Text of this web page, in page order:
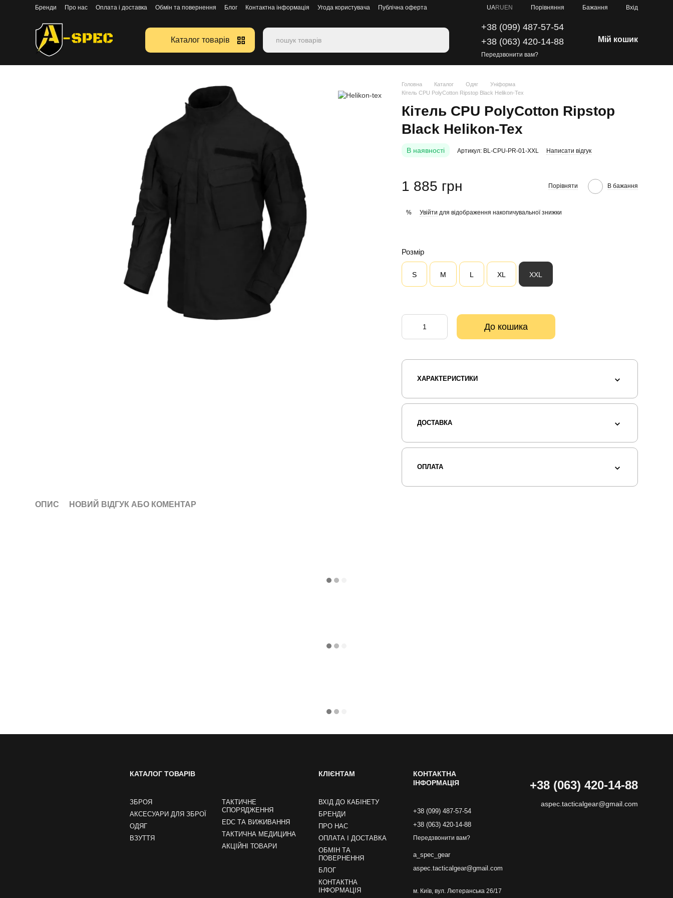
Перейти к основному контенту
Бренди Про нас Оплата і доставка Обмін та повернення Блог Контактна інформація Угода користувача Публічна оферта UARU EN Порівняння Бажання Вхід
Каталог товарів
+38 (099) 487-57-54
+38 (063) 420-14-88
Передзвонити вам?
Мій кошик
Головна Каталог Одяг
Уніформа
Кітель CPU PolyCotton Ripstop Black Helikon-Tex
Кітель CPU PolyCotton Ripstop
Black Helikon-Tex
В наявності Артикул: BL-CPU-PR-01-XXL Написати відгук
1 885 грн Порівняти В бажання
% Увійти для відображення накопичувальної знижки
Розмір
S M L XL XXL
До кошика
ХАРАКТЕРИСТИКИ
ДОСТАВКА
ОПЛАТА
ОПИС НОВИЙ ВІДГУК АБО КОМЕНТАР
КАТАЛОГ ТОВАРІВ
ЗБРОЯ
АКСЕСУАРИ ДЛЯ ЗБРОЇ
ОДЯГ
ВЗУТТЯ
ТАКТИЧНЕ
СПОРЯДЖЕННЯ
EDC ТА ВИЖИВАННЯ
ТАКТИЧНА МЕДИЦИНА
АКЦІЙНІ ТОВАРИ
КЛІЄНТАМ
ВХІД ДО КАБІНЕТУ
БРЕНДИ
ПРО НАС
ОПЛАТА І ДОСТАВКА
ОБМІН ТА
ПОВЕРНЕННЯ
БЛОГ
КОНТАКТНА
ІНФОРМАЦІЯ
КОНТАКТНА
ІНФОРМАЦІЯ
+38 (099) 487-57-54
+38 (063) 420-14-88
Передзвонити вам?
a_spec_gear
aspec.tacticalgear@gmail.com
м. Київ, вул. Лютеранська 26/17
+38 (063) 420-14-88
aspec.tacticalgear@gmail.com